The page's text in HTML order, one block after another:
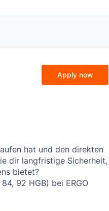
Apply now
hat und den direkten
dir langfristige Sicherheit,
bietet?
92 HGB) bei ERGO